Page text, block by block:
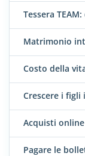
Tessera
Matrimonio
Costo della
Crescere i figli
Acquisti
Pagare le